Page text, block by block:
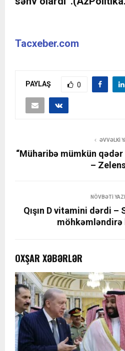
Tacxeber.com
PAYLAŞ 0
ƏVVƏLKI
“Müharibə mümkün qədər
–
NÖVBƏTI YAZI
Qışın D vitamini dərdi
möhkəmləndirə
OXŞAR XƏBƏRLƏR